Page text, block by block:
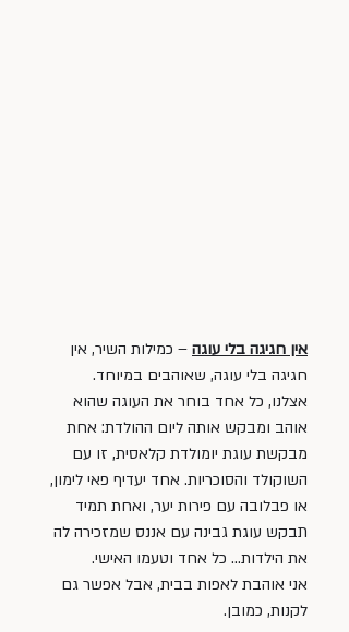
אין חגיגה בלי עוגה – כמילות השיר, אין
חגיגה בלי עוגה, שאוהבים במיוחד.
אצלנו, כל אחד בוחר את העוגה שהוא
אוהב ומבקש אותה ליום ההולדת: אחת
מבקשת עוגת יומולדת קלאסית, זו עם
השוקולד והסוכריות. אחד יעדיף פאי לימון,
או פבלובה עם פירות יער, ואחת תמיד
תבקש עוגת גבינה עם אננס שמזכירה לה
את הילדות… כל אחד וטעמו האישי.
אני אוהבת לאפות בבית, אבל אפשר גם
לקנות, כמובן.